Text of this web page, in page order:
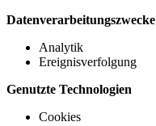
Datenverarbeitungszwecke
Analytik
Ereignisverfolgung
Genutzte Technologien
Cookies